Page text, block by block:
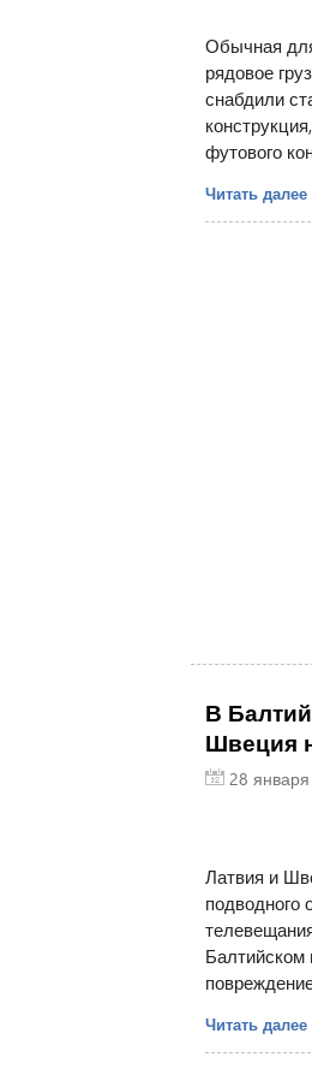
Обычная
рядовое
снабдили
футового
Читать далее
В
Швеция
28
Латвия и
подводного
Читать далее